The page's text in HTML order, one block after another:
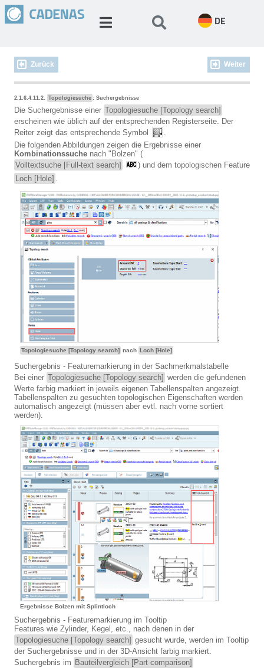
DE
Zurück Weiter
2.1.6.4.11.2. Topologiesuche : Suchergebnisse
Die Suchergebnisse einer Topologiesuche [Topology search]
erscheinen wie üblich auf der entsprechenden Registerseite. Der
Reiter zeigt das entsprechende Symbol
.
Die folgenden Abbildungen zeigen die Ergebnisse einer
Kombinationssuche nach "Bolzen" (
Volltextsuche [Full-text search]
) und dem topologischen Feature
Loch [Hole] .
Topologiesuche [Topology search] nach Loch [Hole]
Suchergebnis - Featuremarkierung in der Sachmerkmalstabelle
Bei einer Topologiesuche [Topology search] werden die gefundenen
Werte farbig markiert in jeweils eigenen Tabellenspalten angezeigt.
Tabellenspalten zu gesuchten topologischen Eigenschaften werden
automatisch angezeigt (müssen aber evtl. nach vorne sortiert
werden).
Ergebnisse Bolzen mit Splintloch
Suchergebnis - Featuremarkierung im Tooltip
Features wie Zylinder, Kegel, etc., nach denen in der
Topologiesuche [Topology search] gesucht wurde, werden im Tooltip
der Suchergebnisse und in der 3D-Ansicht farbig markiert.
Suchergebnis im Bauteilvergleich [Part comparison]